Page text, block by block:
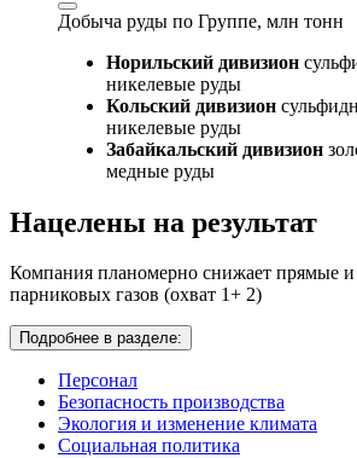
Добыча руды по Группе, млн тонн
Норильский дивизион
никелевые руды
Кольский дивизион
никелевые руды
Забайкальский дивизион
медные руды
Нацелены на результат
Компания планомерно снижает прямые
парниковых газов (охват 1+ 2)
Подробнее в разделе:
Персонал
Безопасность производства
Экология и изменение климата
Социальная политика